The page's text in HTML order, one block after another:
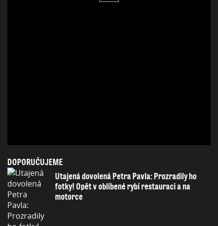
DOPORUČUJEME
Utajená dovolená Petra Pavla: Prozradily ho
fotky! Opět v oblíbené rybí restauraci a na
motorce